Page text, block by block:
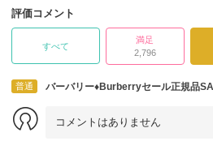
評価コメント
すべて
満足
2,796
普通 バーバリー♦Burberryセール正規品
コメントはありません